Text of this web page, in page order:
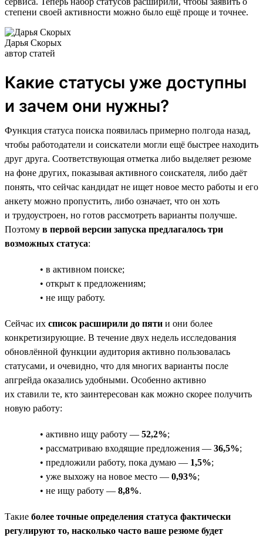
степени своей активности можно было ещё проще и точнее.
Дарья Скорых
автор статей
Какие статусы уже доступны
и зачем они нужны?
Функция статуса поиска появилась примерно полгода назад,
чтобы работодатели и соискатели могли ещё быстрее находить
друг друга. Соответствующая отметка либо выделяет резюме
на фоне других, показывая активного соискателя, либо даёт
понять, что сейчас кандидат не ищет новое место работы и его
анкету можно пропустить, либо означает, что он хоть
и трудоустроен, но готов рассмотреть варианты получше.
Поэтому в первой версии запуска предлагалось три
возможных статуса:
• в активном поиске;
• открыт к предложениям;
• не ищу работу.
Сейчас их список расширили до пяти и они более
конкретизирующие. В течение двух недель исследования
обновлённой функции аудитория активно пользовалась
статусами, и очевидно, что для многих варианты после
апгрейда оказались удобными. Особенно активно
их ставили те, кто заинтересован как можно скорее получить
новую работу:
• активно ищу работу — 52,2%;
• рассматриваю входящие предложения — 36,5%;
• предложили работу, пока думаю — 1,5%;
• уже выхожу на новое место — 0,93%;
• не ищу работу — 8,8%.
Такие более точные определения статуса фактически
регулируют то, насколько часто ваше резюме будет